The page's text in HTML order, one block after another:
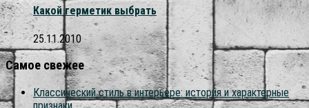
Какой герметик выбрать
25.11.2010
Самое свежее
Классический стиль в интерьере: история и характерные